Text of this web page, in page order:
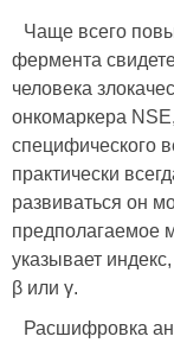
Чаще всего
фермента
человека
онкомаркера
специфического
практически
развиваться он
предполагаемое
указывает
β или γ.
Расшифровка